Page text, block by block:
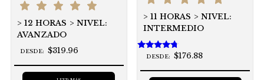
12 HORAS
NIVEL:
AVANZADO
DESDE: $319.96
11 HORAS
NIVEL:
INTERMEDIO
Valorado
4.50
de 5
DESDE: $176.88